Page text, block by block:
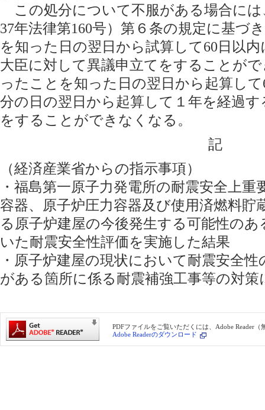
この処分について不服がある場合には
37年法律第160号）第６条の規定に基づ
を知った日の翌日から試算して60日以
大臣に対して異議申立てをすることが
ったことを知った日の翌日から起算し
分の日の翌日から起算して１年を経過
をすることができなくなる。
記
（経済産業省からの指示事項）
・福島第一原子力発電所の耐震安全上
容器、原子炉圧力容器及び使用済燃料貯
る原子炉建屋の今後発生する可能性の
いた耐震安全性評価を実施した結果
・原子炉建屋の現状において耐震安全
がある箇所に係る耐震補強工事等の対策
PDFファイルをご覧いただくには、Adobe Reader（
Adobe Readerのダウンロード